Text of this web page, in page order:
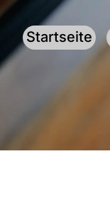
Startseite